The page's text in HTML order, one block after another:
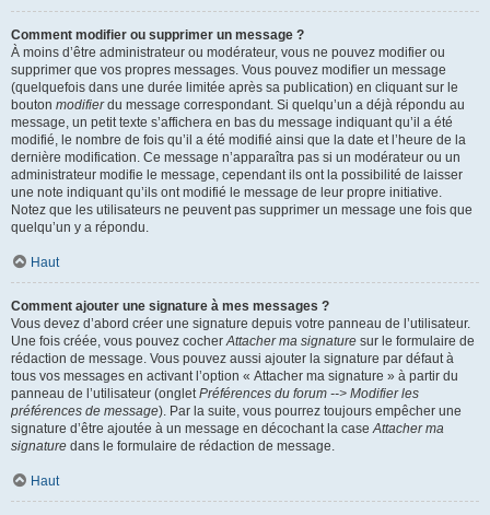
Comment modifier ou supprimer un message ?
À moins d’être administrateur ou modérateur, vous ne pouvez modifier ou
supprimer que vos propres messages. Vous pouvez modifier un message
(quelquefois dans une durée limitée après sa publication) en cliquant sur le
bouton modifierdu message correspondant. Si quelqu’un a déjà répondu au
message, un petit texte s’affichera en bas du message indiquant qu’il a été
modifié, le nombre de fois qu’il a été modifié ainsi que la date et l’heure de la
dernière modification. Ce message n’apparaîtra pas si un modérateur ou un
administrateur modifie le message, cependant ils ont la possibilité de laisser
une note indiquant qu’ils ont modifié le message de leur propre initiative.
Notez que les utilisateurs ne peuvent pas supprimer un message une fois que
quelqu’un y a répondu.
Haut
Comment ajouter une signature à mes messages ?
Vous devez d’abord créer une signature depuis votre panneau de l’utilisateur.
Une fois créée, vous pouvez cocherAttacher ma signature sur le formulaire de
rédaction de message. Vous pouvez aussi ajouter la signature par défaut à
tous vos messages en activant l’option « Attacher ma signature » à partir du
panneau de l’utilisateur (ongletPréférences du forum --> Modifier les
préférences de message). Par la suite, vous pourrez toujours empêcher une
signature d’être ajoutée à un message en décochant la caseAttacher ma
signature dans le formulaire de rédaction de message.
Haut